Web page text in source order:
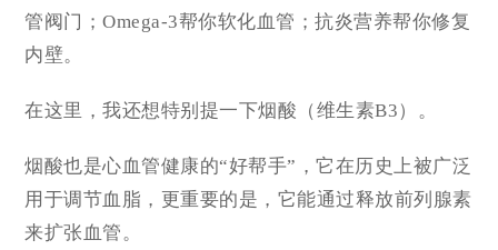
管阀门；Omega-3帮你软化血管；抗炎营养帮你修复
内壁。
在这里，我还想特别提一下烟酸（维生素B3）。
烟酸也是心血管健康的“好帮手”，它在历史上被广泛
用于调节血脂，更重要的是，它能通过释放前列腺素
来扩张血管。